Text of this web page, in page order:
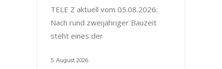
TELE Z aktuell vom 05.08.2026:
Nach rund zweijähriger Bauzeit
steht eines der
5. August 2026